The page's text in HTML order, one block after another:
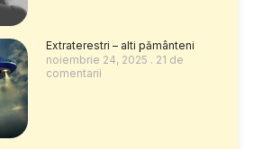
Extraterestri – alti pământeni
noiembrie 24, 2025
21 de
comentarii